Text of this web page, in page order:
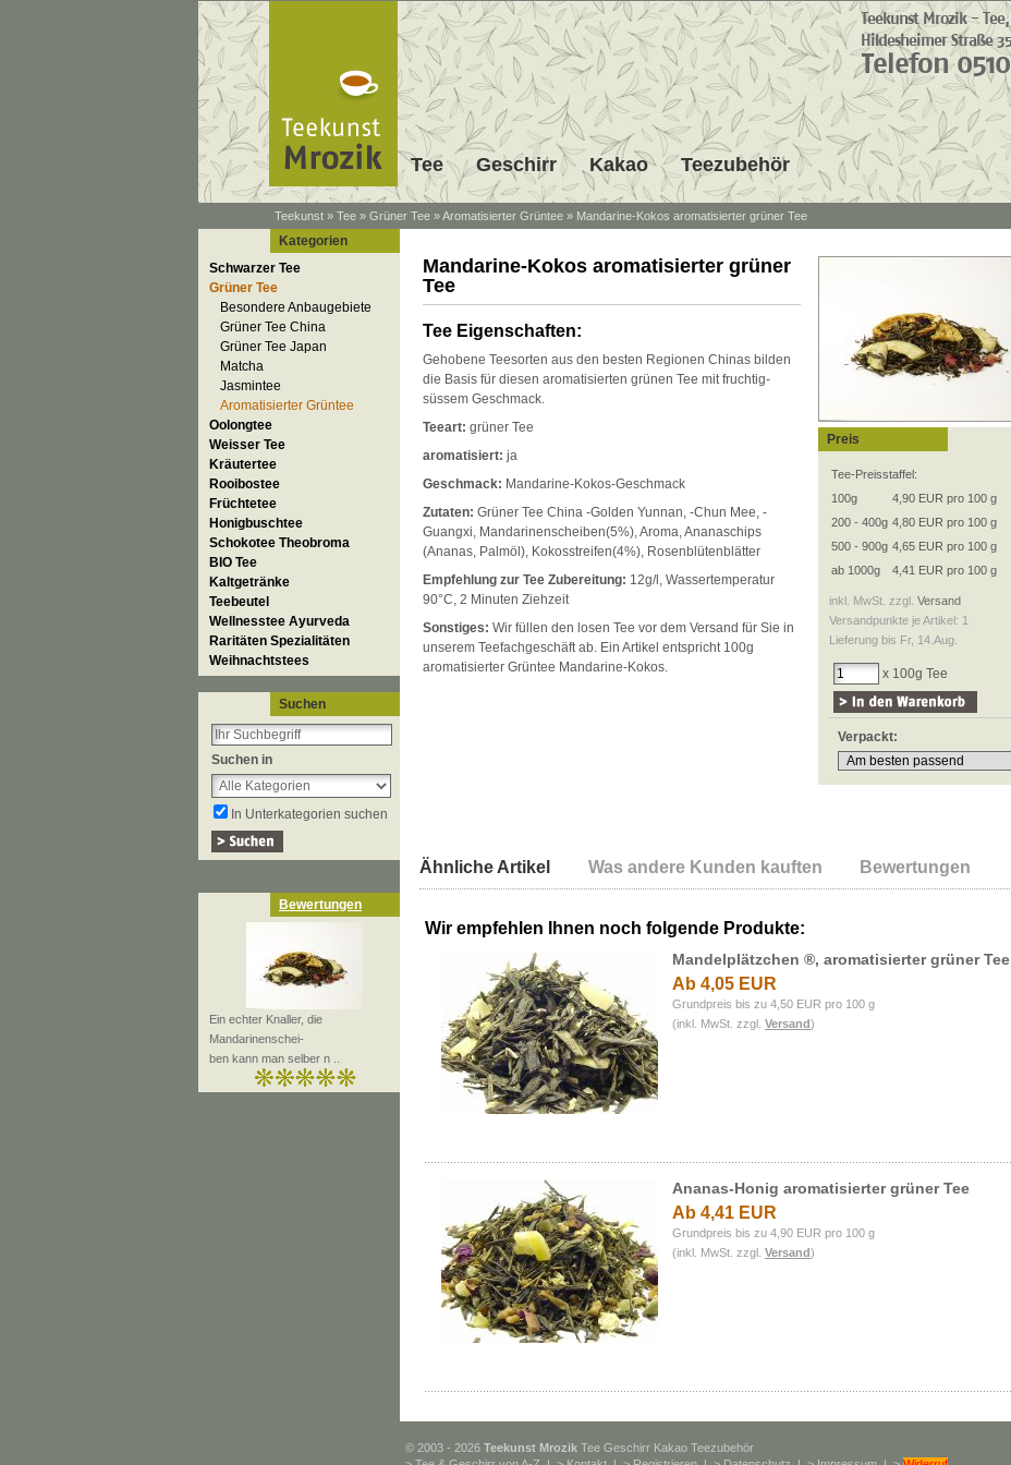
Tee Geschirr Kakao Teezubehör
Teekunst » Tee » Grüner Tee »Aromatisierter Grüntee » Mandarine-Kokos aromatisierter grüner Tee
Kategorien
Schwarzer Tee
Grüner Tee
Besondere Anbaugebiete
Grüner Tee China
Grüner Tee Japan
Matcha
Jasmintee
Aromatisierter Grüntee
Oolongtee
Weisser Tee
Kräutertee
Rooibostee
Früchtetee
Honigbuschtee
Schokotee Theobroma
BIO Tee
Kaltgetränke
Teebeutel
Wellnesstee Ayurveda
Raritäten Spezialitäten
Weihnachtstees
Suchen
Suchen in
In Unterkategorien suchen
Bewertungen
Ein echter Knaller, die
Mandarinenschei-
ben kann man selber n ..
Mandarine-Kokos aromatisierter grüner
Tee
Tee Eigenschaften:
Gehobene Teesorten aus den besten Regionen Chinas bilden
die Basis für diesen aromatisierten grünen Tee mit fruchtig-
süssem Geschmack.
Teeart: grüner Tee
aromatisiert: ja
Geschmack: Mandarine-Kokos-Geschmack
Zutaten: Grüner Tee China -Golden Yunnan, -Chun Mee, -
Guangxi, Mandarinenscheiben(5%), Aroma, Ananaschips
(Ananas, Palmöl), Kokosstreifen(4%), Rosenblütenblätter
Empfehlung zur Tee Zubereitung: 12g/l, Wassertemperatur
90°C, 2 Minuten Ziehzeit
Sonstiges: Wir füllen den losen Tee vor dem Versand für Sie in
unserem Teefachgeschäft ab. Ein Artikel entspricht 100g
aromatisierter Grüntee Mandarine-Kokos.
Preis
Tee-Preisstaffel:
100g
4,90 EUR pro 100 g
200 - 400g 4,80 EUR pro 100 g
500 - 900g 4,65 EUR pro 100 g
ab 1000g
4,41 EUR pro 100 g
inkl. MwSt. zzgl. Versand
Versandpunkte je Artikel: 1
Lieferung bis Fr, 14.Aug.
x 100g Tee
Verpackt:
Ähnliche Artikel Was andere Kunden kauften Bewertungen
Wir empfehlen Ihnen noch folgende Produkte:
Mandelplätzchen ®, aromatisierter grüner Tee
Ab 4,05 EUR
Grundpreis bis zu 4,50 EUR pro 100 g
(inkl. MwSt. zzgl.Versand)
Ananas-Honig aromatisierter grüner Tee
Ab 4,41 EUR
Grundpreis bis zu 4,90 EUR pro 100 g
(inkl. MwSt. zzgl.Versand)
© 2003 - 2026 Teekunst Mrozik Tee Geschirr Kakao Teezubehör